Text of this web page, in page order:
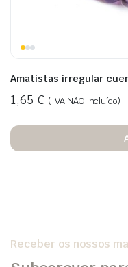
Amatistas irregular
1,65 € (IVA NÃO incluído)
Receber os nossos